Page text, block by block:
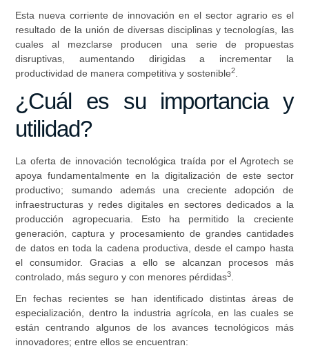
Esta nueva corriente de innovación en el sector agrario es el
resultado de la unión de diversas disciplinas y tecnologías, las
cuales al mezclarse producen una serie de propuestas
disruptivas, aumentando dirigidas a incrementar la
productividad de manera competitiva y sostenible2
¿Cuál es su importancia y
utilidad?
La oferta de innovación tecnológica traída por el Agrotech se
apoya fundamentalmente en la digitalización de este sector
productivo; sumando además una creciente adopción de
infraestructuras y redes digitales en sectores dedicados a la
producción agropecuaria. Esto ha permitido la creciente
generación, captura y procesamiento de grandes cantidades
de datos en toda la cadena productiva, desde el campo hasta
el consumidor. Gracias a ello se alcanzan procesos más
controlado, más seguro y con menores pérdidas3
En fechas recientes se han identificado distintas áreas de
especialización, dentro la industria agrícola, en las cuales se
están centrando algunos de los avances tecnológicos más
innovadores; entre ellos se encuentran: